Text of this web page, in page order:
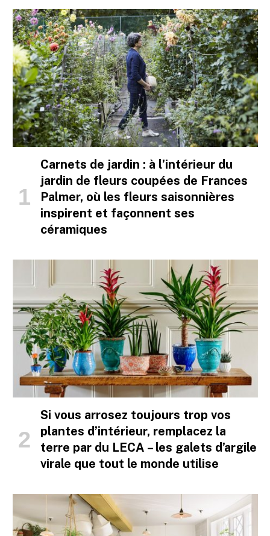
Carnets de jardin : à l’intérieur du
jardin de fleurs coupées de Frances
Palmer, où les fleurs saisonnières
inspirent et façonnent ses
céramiques
Si vous arrosez toujours trop vos
plantes d’intérieur, remplacez la
terre par du LECA – les galets d’argile
virale que tout le monde utilise